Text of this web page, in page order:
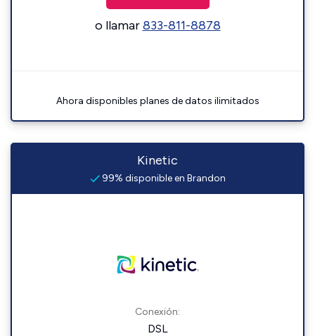
o llamar833-811-8878
Ahora disponibles planes de datos ilimitados
Kinetic
99% disponible en Brandon
Conexión:
DSL